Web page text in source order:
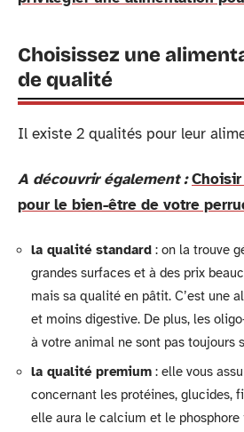
Choisissez une
de qualité
Il existe 2 qualités pour leur
A découvrir également :
pour le bien-être de votre
la qualité standard : on la trouve
grandes surfaces et à des prix
mais sa qualité en pâtit. C’est une
et moins digestive. De plus, les
à votre animal ne sont pas toujours
la qualité premium : elle vous
concernant les protéines, glucides,
elle aura le calcium et le phosphore